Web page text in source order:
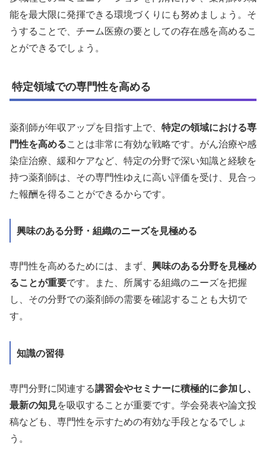
能を最大限に発揮できる環境づくりにも努めましょう。そ
うすることで、チーム医療の要としての存在感を高めるこ
とができるでしょう。
特定領域での専門性を高める
薬剤師が年収アップを目指す上で、 特定の領域における専
門性を高めることは非常に有効な戦略です。がん治療や感
染症治療、緩和ケアなど、特定の分野で深い知識と経験を
持つ薬剤師は、その専門性ゆえに高い評価を受け、見合っ
た報酬を得ることができるからです。
興味のある分野・組織のニーズを見極める
専門性を高めるためには、まず、 興味のある分野を見極め
ることが重要です。また、所属する組織のニーズを把握
し、その分野での薬剤師の需要を確認することも大切で
す。
知識の習得
専門分野に関連する講習会やセミナーに積極的に参加し、
最新の知見を吸収することが重要です。学会発表や論文投
稿なども、専門性を示すための有効な手段となるでしょ
う。